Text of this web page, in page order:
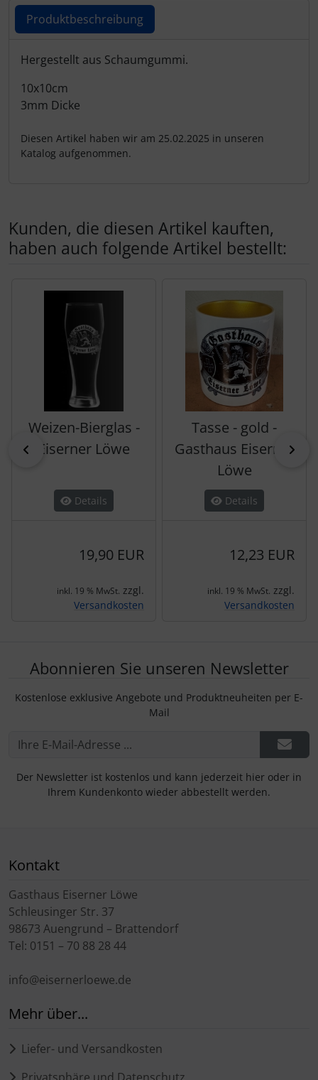
Produktbeschreibung
Produktbeschreibung
Hergestellt aus Schaumgummi.
10x10cm
3mm Dicke
Diesen Artikel haben wir am 25.02.2025 in unseren
Katalog aufgenommen.
Kunden, die diesen Artikel kauften,
haben auch folgende Artikel bestellt:
zurück
Weizen-Bierglas -
Eiserner Löwe
Details
19,90 EUR
inkl. 19 % MwSt. zzgl.
Versandkosten
Tasse - gold -
Gasthaus Eiserner
Löwe
Details
12,23 EUR
inkl. 19 % MwSt. zzgl.
Versandkosten
Abonnieren Sie unseren Newsletter
Kostenlose exklusive Angebote und Produktneuheiten per E-
Mail
Der Newsletter ist kostenlos und kann jederzeit hier oder in
Ihrem Kundenkonto wieder abbestellt werden.
Kontakt
Gasthaus Eiserner Löwe
Schleusinger Str. 37
98673 Auengrund – Brattendorf
Tel: 0151 – 70 88 28 44
info@eisernerloewe.de
Mehr über...
Liefer- und Versandkosten